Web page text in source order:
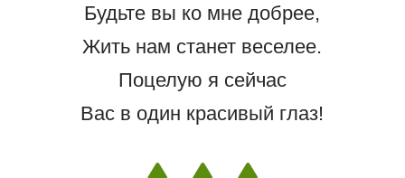
Будьте вы ко мне добрее,
Жить нам станет веселее.
Поцелую я сейчас
Вас в один красивый глаз!